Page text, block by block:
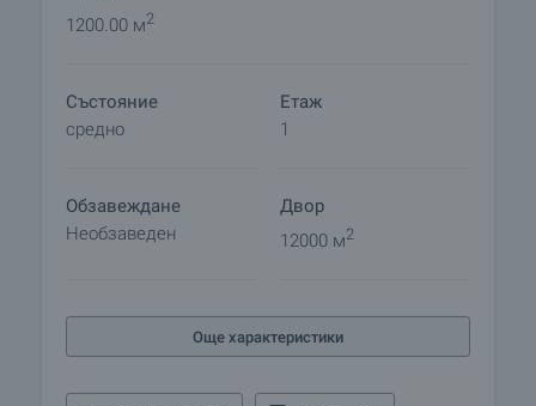
1200.00 м2
Състояние
средно
Етаж
1
Обзавеждане
Необзаведен
Двор
12000 м2
Още характеристики